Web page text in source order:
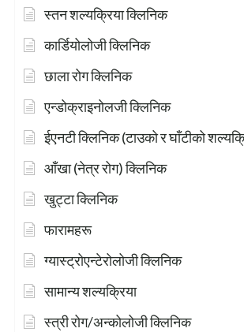
स्तन शल्यक्रिया क्लिनिक
कार्डियोलोजी क्लिनिक
छाला रोग क्लिनिक
एन्डोक्राइनोलजी क्लिनिक
ईएनटी क्लिनिक (टाउको र घाँटीको
आँखा (नेत्र रोग) क्लिनिक
खुट्टा क्लिनिक
फारामहरू
ग्यास्ट्रोएन्टेरोलोजी क्लिनिक
सामान्य शल्यक्रिया
स्त्री रोग/अन्कोलोजी क्लिनिक